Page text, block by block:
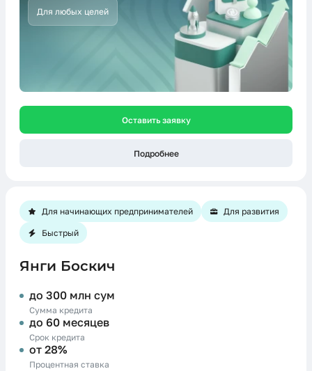
Для любых целей
Оставить заявку
Подробнее
Для начинающих предпринимателей Для развития
Быстрый
Янги Боскич
до 300 млн сум
Сумма кредита
до 60 месяцев
Срок кредита
от 28%
Процентная ставка